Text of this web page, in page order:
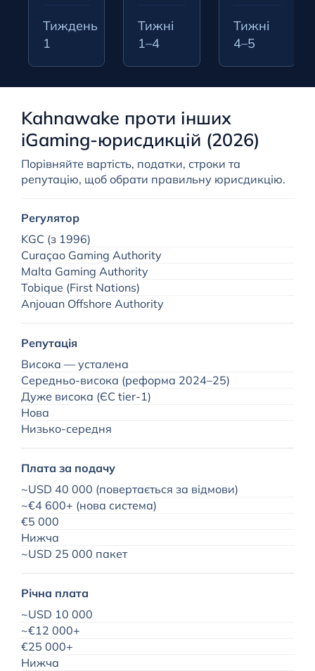
Тиждень
1
Тижні
1–4
Тижні
4–5
Kahnawake проти інших
iGaming-юрисдикцій (2026)
Порівняйте вартість, податки, строки та
репутацію, щоб обрати правильну юрисдикцію.
Регулятор
KGC (з 1996)
Curaçao Gaming Authority
Malta Gaming Authority
Tobique (First Nations)
Anjouan Offshore Authority
Репутація
Висока — усталена
Середньо-висока (реформа 2024–25)
Дуже висока (ЄС tier-1)
Нова
Низько-середня
Плата за подачу
~USD 40 000 (повертається за відмови)
~€4 600+ (нова система)
€5 000
Нижча
~USD 25 000 пакет
Річна плата
~USD 10 000
~€12 000+
€25 000+
Нижча